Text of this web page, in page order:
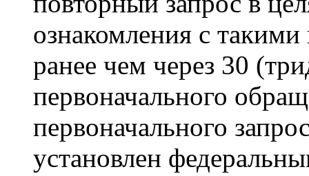
ознакомления с
ранее чем через 30
первоначального
первоначального
установлен